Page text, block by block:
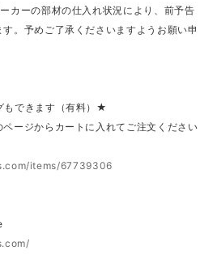
カーの部材の仕入れ状況により、前予告
。予めご了承くださいますようお願い申
できます（有料）★
ージからカートに入れてご注文ください
items/67739306